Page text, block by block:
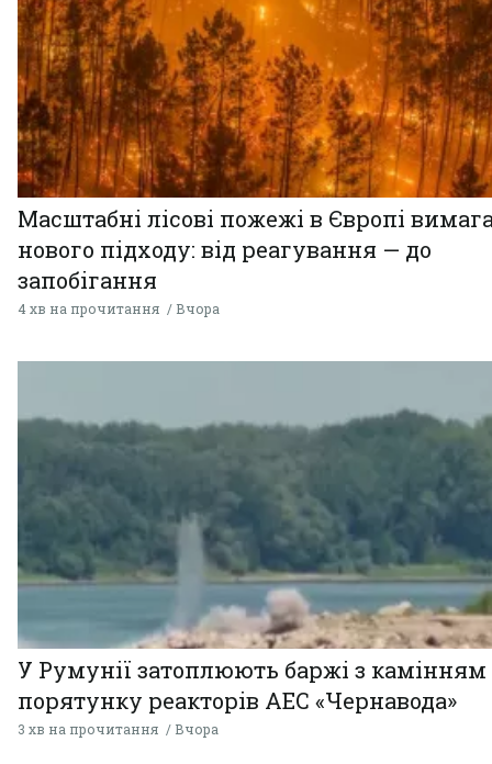
Масштабні лісові пожежі в Європі
нового підходу: від реагування — до
запобігання
4 хв на прочитання Вчора
У Румунії затоплюють баржі з
порятунку реакторів АЕС «Чернавода»
3 хв на прочитання Вчора